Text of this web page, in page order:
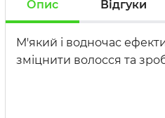
Опис Відгуки
М'який і водночас
зміцнити волосся та